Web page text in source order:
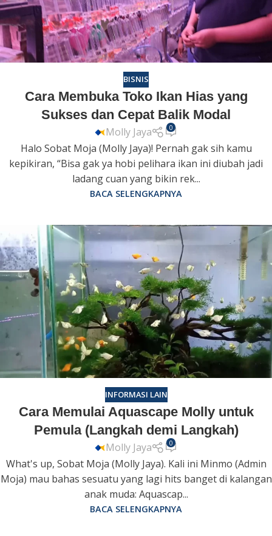
BISNIS
Cara Membuka Toko Ikan Hias yang
Sukses dan Cepat Balik Modal
Molly Jaya 0
Halo Sobat Moja (Molly Jaya)! Pernah gak sih kamu
kepikiran, “Bisa gak ya hobi pelihara ikan ini diubah jadi
ladang cuan yang bikin rek...
BACA SELENGKAPNYA
INFORMASI LAIN
Cara Memulai Aquascape Molly untuk
Pemula (Langkah demi Langkah)
Molly Jaya 0
What's up, Sobat Moja (Molly Jaya). Kali ini Minmo (Admin
Moja) mau bahas sesuatu yang lagi hits banget di kalangan
anak muda: Aquascap...
BACA SELENGKAPNYA